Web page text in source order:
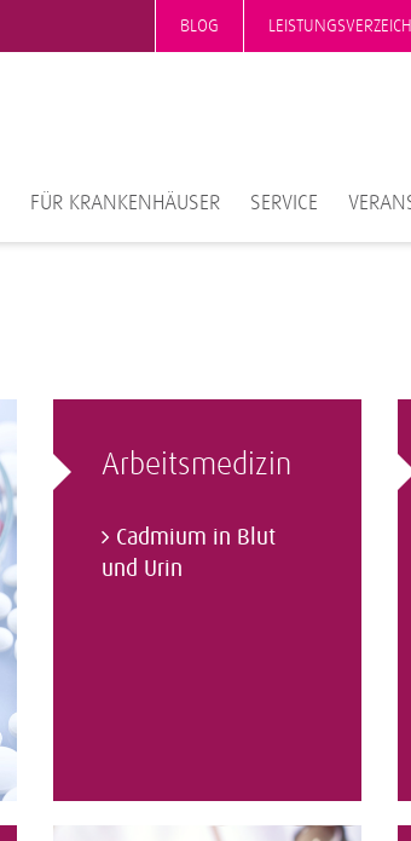
BLOG
FÜR KRANKENHÄUSER SERVICE
Arbeitsmedizin
Cadmium in Blut
und Urin